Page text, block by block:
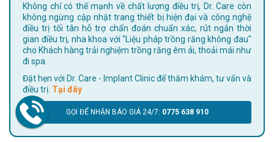
Không chỉ có thế mạnh về chất lượng điều trị, Dr. Care còn
không ngừng cập nhật trang thiết bị hiện đại và công nghệ
điều trị tối tân hỗ trợ chẩn đoán chuẩn xác, rút ngắn thời
gian điều trị, nha khoa với "Liệu pháp trồng răng không đau"
cho Khách hàng trải nghiệm trồng răng êm ái, thoải mái như
đi spa.
Đặt hẹn với Dr. Care - Implant Clinic để thăm khám, tư vấn và
điều trị. Tại đây
GỌI ĐỂ NHẬN BÁO GIÁ 24/7: 0775 638 910